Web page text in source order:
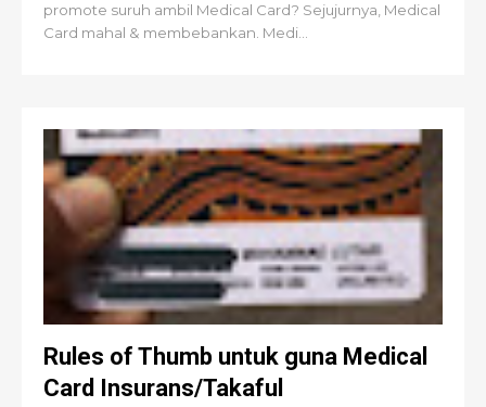
promote suruh ambil Medical Card? Sejujurnya, Medical
Card mahal & membebankan. Medi...
Rules of Thumb untuk guna Medical
Card Insurans/Takaful